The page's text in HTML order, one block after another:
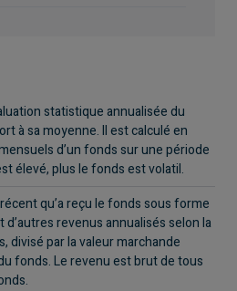
statistique annualisée du
à sa moyenne. Il est calculé en
d’un fonds sur une période
élevé, plus le fonds est volatil.
qu’a reçu le fonds sous forme
revenus annualisés selon la
divisé par la valeur marchande
fonds. Le revenu est brut de tous